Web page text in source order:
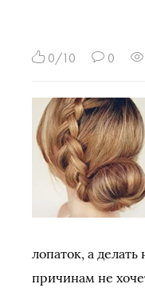
0/10 0
лопаток, а
причинам не